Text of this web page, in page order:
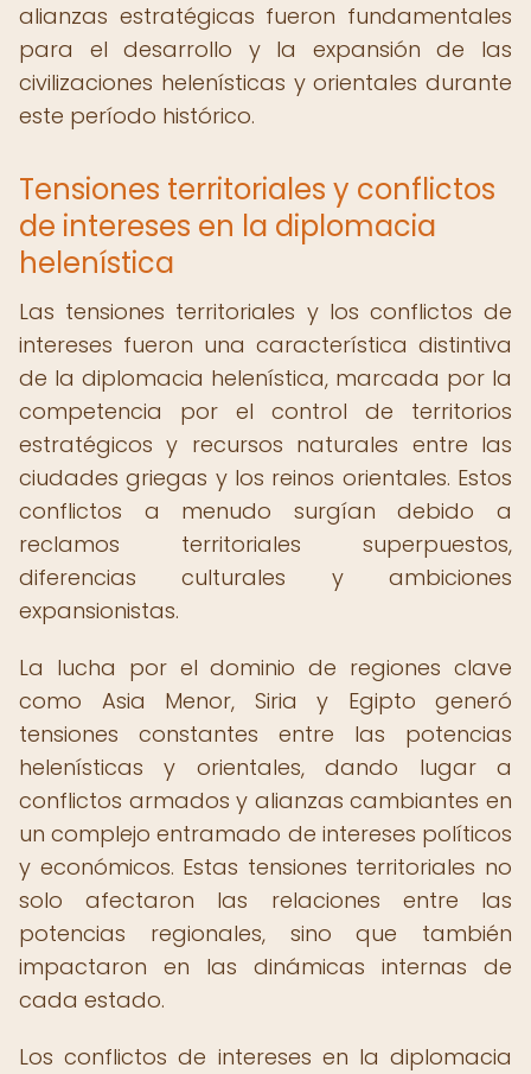
alianzas estratégicas fueron fundamentales
para el desarrollo y la expansión de las
civilizaciones helenísticas y orientales durante
este período histórico.
Tensiones territoriales y conflictos
de intereses en la diplomacia
helenística
Las tensiones territoriales y los conflictos de
intereses fueron una característica distintiva
de la diplomacia helenística, marcada por la
competencia por el control de territorios
estratégicos y recursos naturales entre las
ciudades griegas y los reinos orientales. Estos
conflictos a menudo surgían debido a
reclamos territoriales superpuestos,
diferencias culturales y ambiciones
expansionistas.
La lucha por el dominio de regiones clave
como Asia Menor, Siria y Egipto generó
tensiones constantes entre las potencias
helenísticas y orientales, dando lugar a
conflictos armados y alianzas cambiantes en
un complejo entramado de intereses políticos
y económicos. Estas tensiones territoriales no
solo afectaron las relaciones entre las
potencias regionales, sino que también
impactaron en las dinámicas internas de
cada estado.
Los conflictos de intereses en la diplomacia